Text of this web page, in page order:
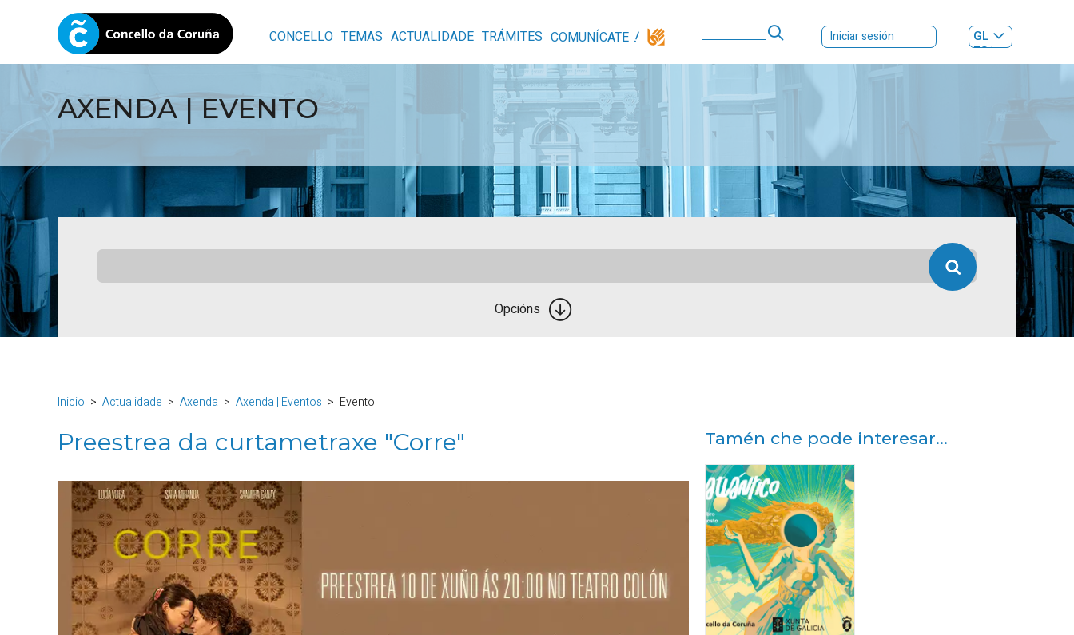
CONCELLO TEMAS ACTUALIDADE TRÁMITES COMUNÍCATE Iniciar sesión
GL
ES|
AXENDA | EVENTO
Opcións
Inicio Actualidade Axenda Axenda | Eventos Evento
Preestrea da curtametraxe "Corre" Tamén che pode interesar...